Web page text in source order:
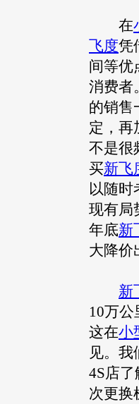
在
飞度凭
间等优
消费者
的销售
定，再
不是很
买新飞
以随时
现有局
年底新
大降价
新
10万
这在小
见。
4S店
次更换